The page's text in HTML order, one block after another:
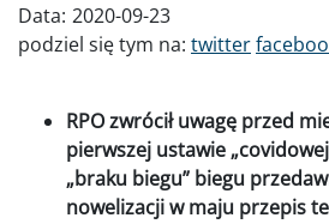
Data: 2020-09-23
podziel się tym na: twitter
RPO zwrócił uwagę przed
pierwszej ustawie
„braku biegu” biegu
nowelizacji w maju przepis